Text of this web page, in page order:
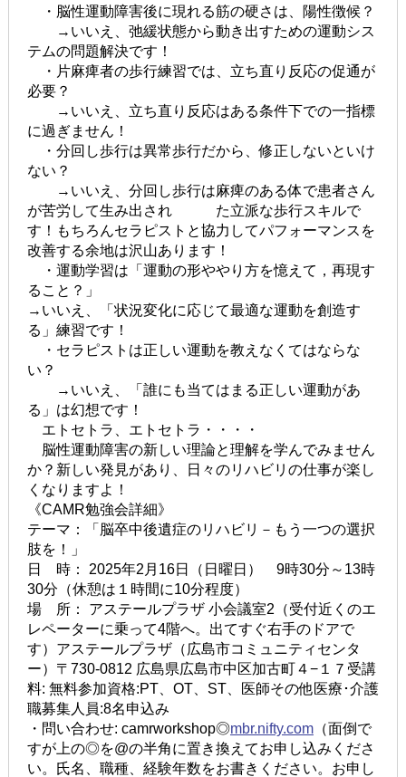
・脳性運動障害後に現れる筋の硬さは、陽性徴候？
→いいえ、弛緩状態から動き出すための運動シス
テムの問題解決です！
・片麻痺者の歩行練習では、立ち直り反応の促通が
必要？
→いいえ、立ち直り反応はある条件下での一指標
に過ぎません！
・分回し歩行は異常歩行だから、修正しないといけ
ない？
→いいえ、分回し歩行は麻痺のある体で患者さん
が苦労して生み出され た立派な歩行スキルで
す！もちろんセラピストと協力してパフォーマンスを
改善する余地は沢山あります！
・運動学習は「運動の形ややり方を憶えて，再現す
ること？」
→いいえ、「状況変化に応じて最適な運動を創造す
る」練習です！
・セラピストは正しい運動を教えなくてはならな
い？
→いいえ、「誰にも当てはまる正しい運動があ
る」は幻想です！
エトセトラ、エトセトラ・・・・
脳性運動障害の新しい理論と理解を学んでみません
か？新しい発見があり、日々のリハビリの仕事が楽し
くなりますよ！
《CAMR勉強会詳細》
テーマ：「脳卒中後遺症のリハビリ－もう一つの選択
肢を！」
日 時： 2025年2月16日（日曜日） 9時30分～13時
30分（休憩は１時間に10分程度）
場 所： アステールプラザ 小会議室2（受付近くのエ
レペーターに乗って4階へ。出てすぐ右手のドアで
す）アステールプラザ（広島市コミュニティセンタ
ー）〒730-0812 広島県広島市中区加古町４−１７受講
料: 無料参加資格:PT、OT、ST、医師その他医療･介護
職募集人員:8名申込み
・問い合わせ: camrworkshop◎mbr.nifty.com（面倒で
すが上の◎を@の半角に置き換えてお申し込みくださ
い。氏名、職種、経験年数をお書きください。お申し